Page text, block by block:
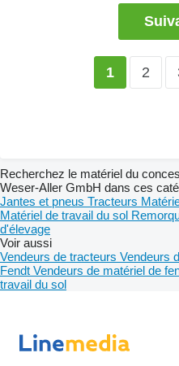
1 2
Recherchez le matériel du
Weser-Aller GmbH dans ces
Jantes et pneus Tracteurs
Matériel de travail du sol
d'élevage
Voir aussi
Vendeurs de tracteurs Vendeurs
Fendt Vendeurs de matériel de
travail du sol